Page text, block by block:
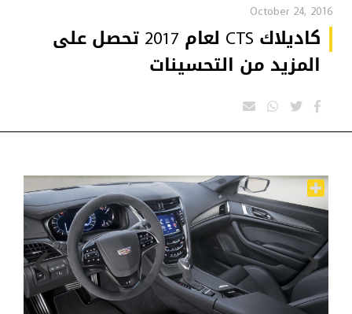
October 24, 2016
كاديلاك CTS لعام 2017 تحصل على
المزيد من التحسينات